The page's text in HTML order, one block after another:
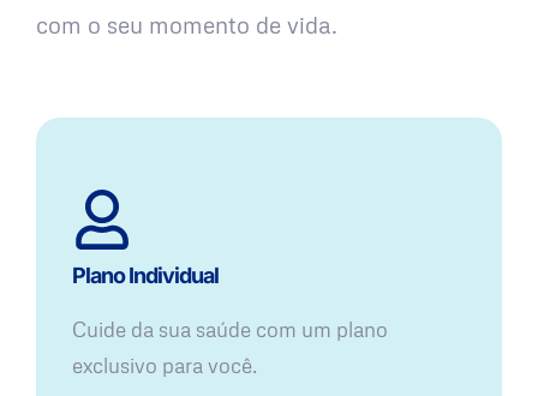
com o seu momento de vida.
Plano Individual
Cuide da sua saúde com um plano
exclusivo para você.